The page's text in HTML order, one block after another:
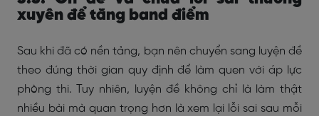
xuyên để tăng band điểm
Sau khi đã có nền tảng, bạn nên chuyển sang luyện đề
theo đúng thời gian quy định để làm quen với áp lực
phòng thi. Tuy nhiên, luyện đề không chỉ là làm thật
nhiều bài mà quan trọng hơn là xem lại lỗi sai sau mỗi